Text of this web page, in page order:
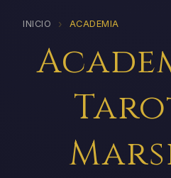
INICIO › ACADEMIA